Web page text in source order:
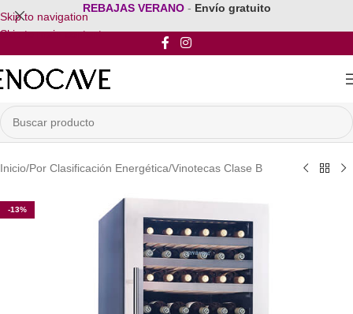
Skip to navigation
Skip to main content
REBAJAS VERANO - Envío gratuito
Inicio/Por Clasificación Energética/Vinotecas Clase B
-13%